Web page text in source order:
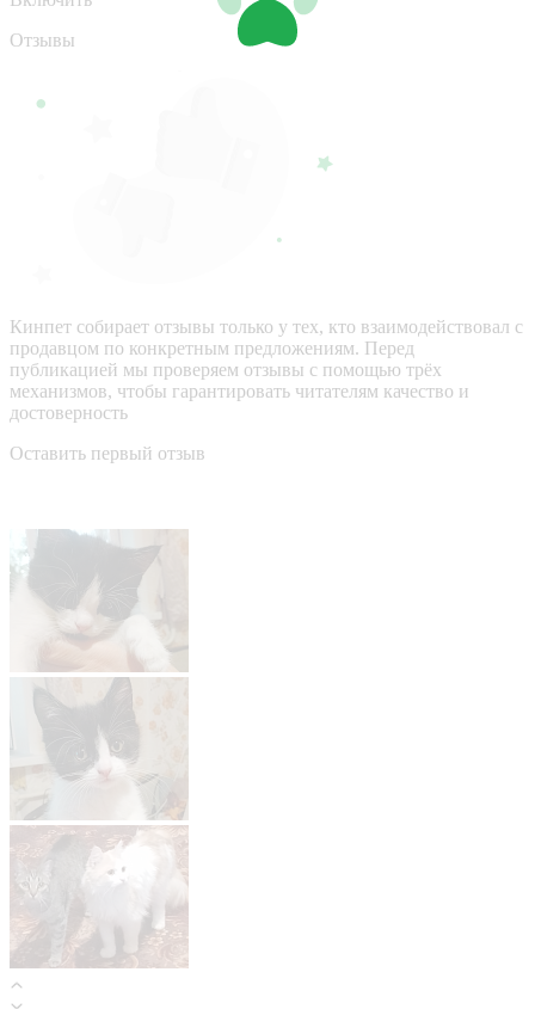
Отзывы
Кинпет собирает отзывы только у тех, кто взаимодействовал с
продавцом по конкретным предложениям. Перед
публикацией мы проверяем отзывы с помощью трёх
механизмов, чтобы гарантировать читателям качество и
достоверность
Оставить первый отзыв